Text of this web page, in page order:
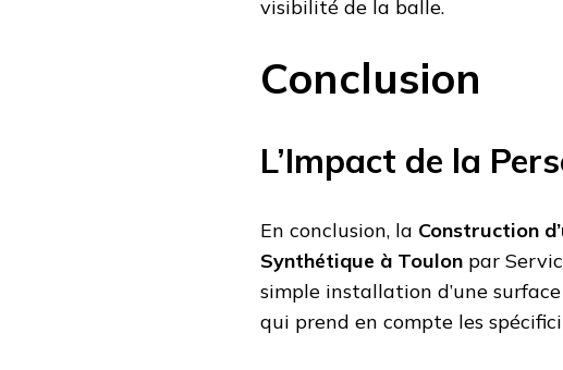
visibilité de la balle.
Conclusion
L’Impact de la
En conclusion, la Construction
Synthétique à Toulon par
simple installation d’une
qui prend en compte les